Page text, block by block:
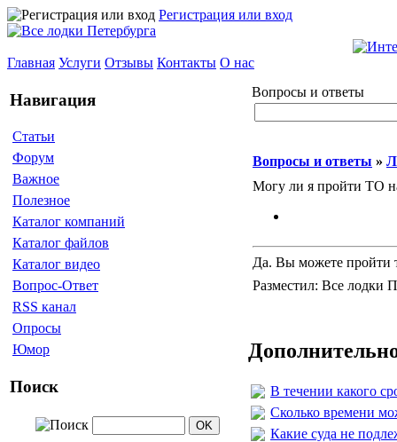
Регистрация или вход
Главная Услуги Отзывы Контакты О нас
Навигация
Статьи
Форум
Важное
Полезное
Каталог компаний
Каталог файлов
Каталог видео
Вопрос-Ответ
RSS канал
Опросы
Юмор
Поиск
Вопросы и ответы
Вопросы и ответы »
Могу ли я пройти ТО
Да. Вы можете пройти
Разместил: Все лодки
В течении какого
Сколько времени
Какие суда не